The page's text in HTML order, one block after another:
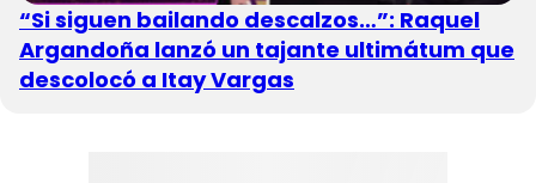
“Si siguen bailando descalzos…”: Raquel
Argandoña lanzó un tajante ultimátum que
descolocó a Itay Vargas